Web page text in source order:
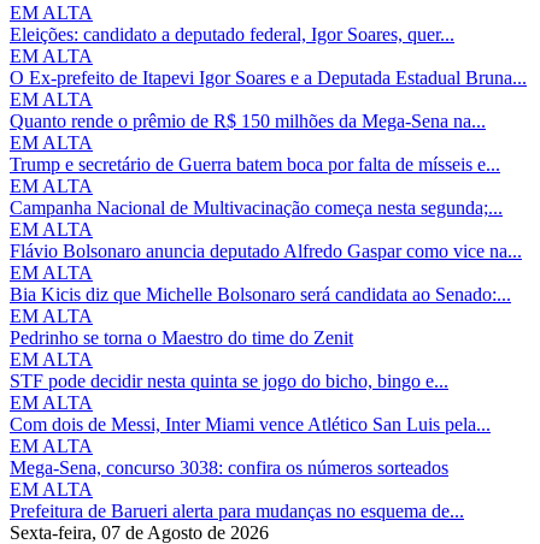
EM ALTA
Eleições: candidato a deputado federal, Igor Soares, quer...
EM ALTA
O Ex-prefeito de Itapevi Igor Soares e a Deputada Estadual Bruna...
EM ALTA
Quanto rende o prêmio de R$ 150 milhões da Mega-Sena na...
EM ALTA
Trump e secretário de Guerra batem boca por falta de mísseis e...
EM ALTA
Campanha Nacional de Multivacinação começa nesta segunda;...
EM ALTA
Flávio Bolsonaro anuncia deputado Alfredo Gaspar como vice na...
EM ALTA
Bia Kicis diz que Michelle Bolsonaro será candidata ao Senado:...
EM ALTA
Pedrinho se torna o Maestro do time do Zenit
EM ALTA
STF pode decidir nesta quinta se jogo do bicho, bingo e...
EM ALTA
Com dois de Messi, Inter Miami vence Atlético San Luis pela...
EM ALTA
Mega-Sena, concurso 3038: confira os números sorteados
EM ALTA
Prefeitura de Barueri alerta para mudanças no esquema de...
Sexta-feira, 07 de Agosto de 2026